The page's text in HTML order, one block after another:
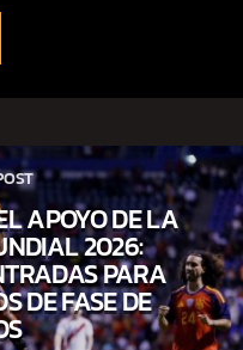
APOYO DE LA
2026:
PARA
DE FASE DE